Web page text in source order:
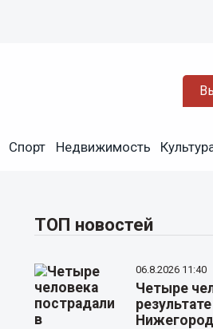
Спорт Недвижимость
ТОП новостей
06.8.2026 11:40
Четыре